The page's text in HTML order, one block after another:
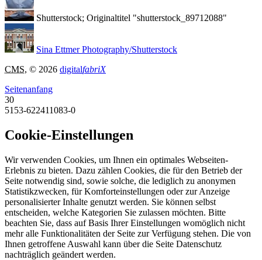
Shutterstock; Originaltitel "shutterstock_89712088"
Sina Ettmer Photography/Shutterstock
CMS, © 2026 digitalfabriX
Seitenanfang
30
5153-622411083-0
Cookie-Einstellungen
Wir verwenden Cookies, um Ihnen ein optimales Webseiten-
Erlebnis zu bieten. Dazu zählen Cookies, die für den Betrieb der
Seite notwendig sind, sowie solche, die lediglich zu anonymen
Statistikzwecken, für Komforteinstellungen oder zur Anzeige
personalisierter Inhalte genutzt werden. Sie können selbst
entscheiden, welche Kategorien Sie zulassen möchten. Bitte
beachten Sie, dass auf Basis Ihrer Einstellungen womöglich nicht
mehr alle Funktionalitäten der Seite zur Verfügung stehen. Die von
Ihnen getroffene Auswahl kann über die Seite Datenschutz
nachträglich geändert werden.